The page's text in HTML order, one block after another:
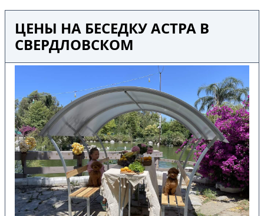
ЦЕНЫ НА БЕСЕДКУ АСТРА В
СВЕРДЛОВСКОМ